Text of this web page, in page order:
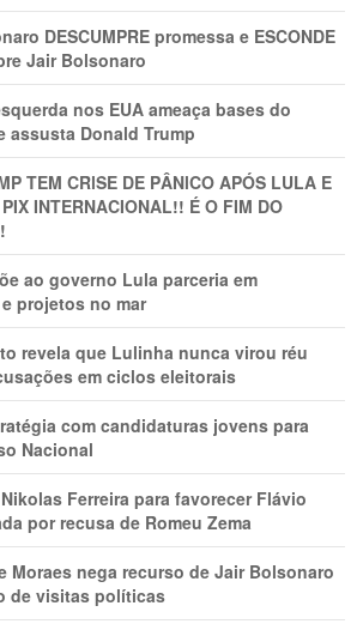
DESCUMPRE promessa e ESCONDE
Jair Bolsonaro
nos EUA ameaça bases do
assusta Donald Trump
TEM CRlSE DE PÂNlCO APÓS LULA E
INTERNACIONAL!! É O FIM DO
ao governo Lula parceria em
projetos no mar
revela que Lulinha nunca virou réu
em ciclos eleitorais
com candidaturas jovens para
Nacional
Ferreira para favorecer Flávio
por recusa de Romeu Zema
Moraes nega recurso de Jair Bolsonaro
de visitas políticas